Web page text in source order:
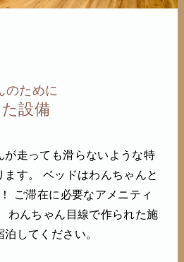
のために
設備
が走っても滑らないような特
す。 ベッドはわんちゃんと
ご滞在に必要なアメニティ
わんちゃん目線で作られた施
してください。